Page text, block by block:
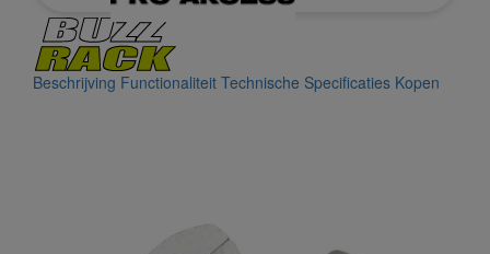
Beschrijving Functionaliteit Technische Specificaties Kopen